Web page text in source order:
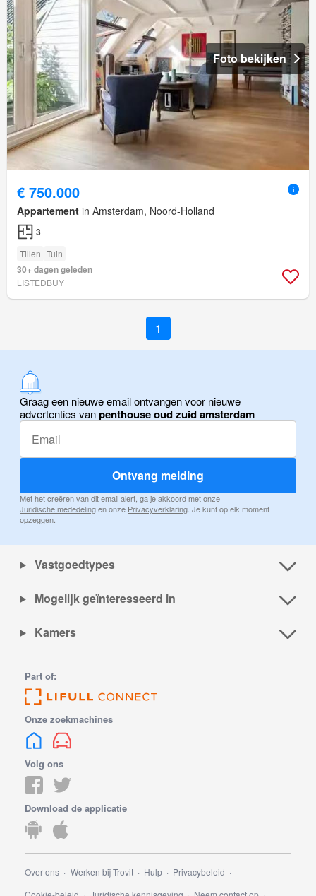
Foto bekijken
€ 750.000
Appartement in Amsterdam, Noord-Holland
3
Tillen Tuin
30+ dagen geleden
LISTEDBUY
1
Graag een nieuwe email ontvangen voor nieuwe
advertenties vanpenthouse oud zuid amsterdam
Ontvang melding
Met het creëren van dit email alert, ga je akkoord met onze
Juridische mededelingen onze Privacyverklaring. Je kunt op elk moment
opzeggen.
Vastgoedtypes
Mogelijk geïnteresseerd in
Kamers
Part of:
Onze zoekmachines
Volg ons
Download de applicatie
Over ons Werken bij Trovit Hulp
Privacybeleid